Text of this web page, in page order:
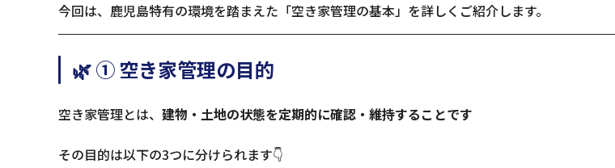
今回は、鹿児島特有の環境を踏まえた「空き家管理の基本」を詳しくご紹介します。
🌿 ① 空き家管理の目的
空き家管理とは、 建物・土地の状態を定期的に確認・維持することです
その目的は以下の3つに分けられます👇